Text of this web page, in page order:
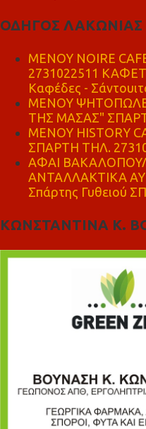
ΟΔΗΓΟΣ ΛΑΚΩΝΙΑΣ
MENOY NOIRE
2731022511
Καφέδες -
ΜΕΝΟΥ
ΤΗΣ ΜΑΣΑΣ"
ΜΕΝΟΥ HISTORY
ΣΠΑΡΤΗ ΤΗΛ. 27310
ΑΦΑΙ
ΑΝΤΑΛΛΑΚΤΙΚΑ
Σπάρτης Γυθειού
ΚΩΝΣΤΑΝΤΙΝΑ Κ.